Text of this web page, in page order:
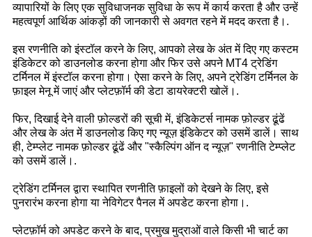
व्यापारियों के लिए एक सुविधाजनक सुविधा के रूप में कार्य करता है और उन्हें
महत्वपूर्ण आर्थिक आंकड़ों की जानकारी से अवगत रहने में मदद करता है।.
इस रणनीति को इंस्टॉल करने के लिए, आपको लेख के अंत में दिए गए कस्टम
इंडिकेटर को डाउनलोड करना होगा और फिर उसे अपने MT4 ट्रेडिंग
टर्मिनल में इंस्टॉल करना होगा। ऐसा करने के लिए, अपने ट्रेडिंग टर्मिनल के
फ़ाइल मेनू में जाएं और प्लेटफ़ॉर्म की डेटा डायरेक्टरी खोलें।.
फिर, दिखाई देने वाली फ़ोल्डरों की सूची में, इंडिकेटर्स नामक फ़ोल्डर ढूंढें
और लेख के अंत में डाउनलोड किए गए न्यूज़ इंडिकेटर को उसमें डालें। साथ
ही, टेम्प्लेट नामक फ़ोल्डर ढूंढें और "स्कैल्पिंग ऑन द न्यूज़" रणनीति टेम्प्लेट
को उसमें डालें।.
ट्रेडिंग टर्मिनल द्वारा स्थापित रणनीति फ़ाइलों को देखने के लिए, इसे
पुनरारंभ करना होगा या नेविगेटर पैनल में अपडेट करना होगा।.
प्लेटफ़ॉर्म को अपडेट करने के बाद, प्रमुख मुद्राओं वाले किसी भी चार्ट का